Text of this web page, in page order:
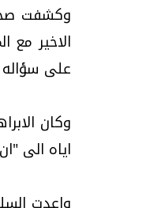
وكشفت
الاخير مع
على سؤاله
وكان
اياه الى